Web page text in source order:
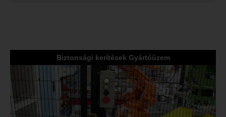
Biztonsági kerítések Gyártóüzem